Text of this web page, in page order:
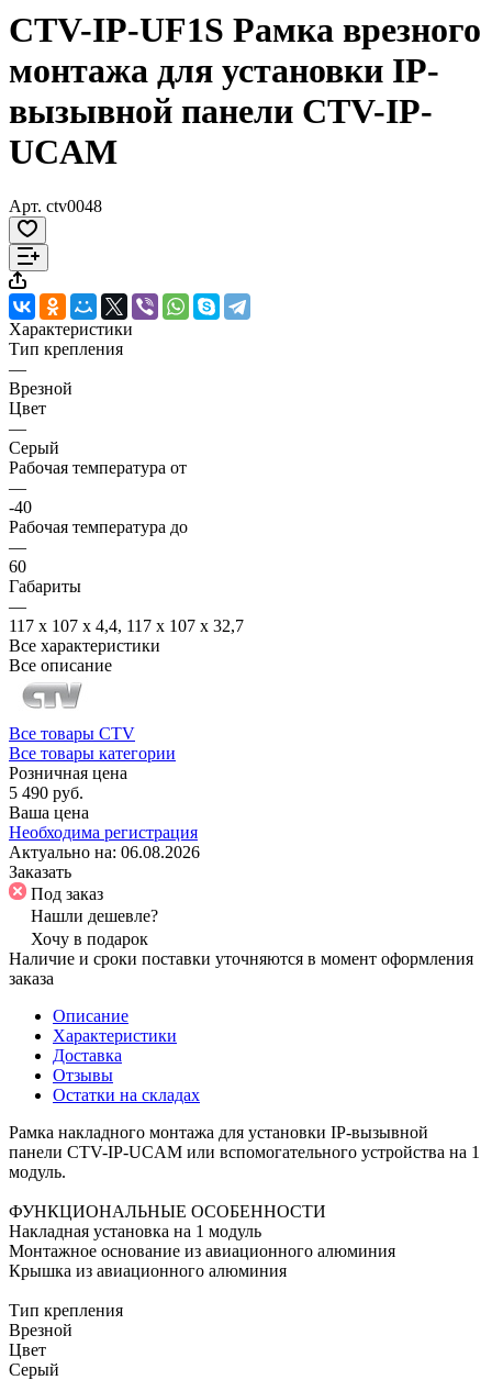
CTV-IP-UF1S Рамка врезного
монтажа для установки IP-
вызывной панели CTV-IP-
UCAM
Арт. ctv0048
Характеристики
Тип крепления
—
Врезной
Цвет
—
Серый
Рабочая температура от
—
-40
Рабочая температура до
—
60
Габариты
—
117 х 107 х 4,4, 117 х 107 х 32,7
Все характеристики
Все описание
Все товары CTV
Все товары категории
Розничная цена
5 490 руб.
Ваша цена
Необходима регистрация
Актуально на: 06.08.2026
Заказать
Под заказ
Нашли дешевле?
Хочу в подарок
Наличие и сроки поставки уточняются в момент оформления
заказа
Описание
Характеристики
Доставка
Отзывы
Остатки на складах
Рамка накладного монтажа для установки IP-вызывной
панели CTV-IP-UCAM или вспомогательного устройства на 1
модуль.
ФУНКЦИОНАЛЬНЫЕ ОСОБЕННОСТИ
Накладная установка на 1 модуль
Монтажное основание из авиационного алюминия
Крышка из авиационного алюминия
Тип крепления
Врезной
Цвет
Серый